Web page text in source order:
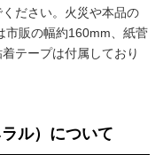
ださい。火災や本品の
市販の幅約160mm、紙菅
テープは付属しており
ル）について